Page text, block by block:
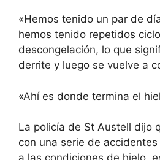
«Hemos tenido un par de
hemos tenido repetidos
descongelación, lo que
derrite y luego se vuelve a
«Ahí es donde termina el
La policía de St Austell dijo
con una serie de
a las condiciones de hielo,